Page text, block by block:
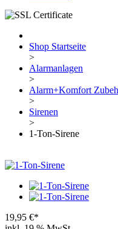
Shop Startseite
>
Alarmanlagen
>
Alarm+Komfort
>
Sirenen
>
1-Ton-Sirene
19,95 €*